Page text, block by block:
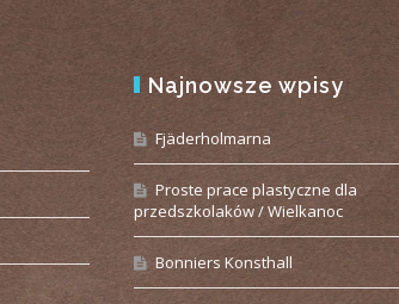
Najnowsze wpisy
Fjäderholmarna
Proste prace plastyczne dla
przedszkolaków / Wielkanoc
Bonniers Konsthall